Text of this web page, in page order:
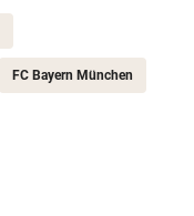
FC Bayern München